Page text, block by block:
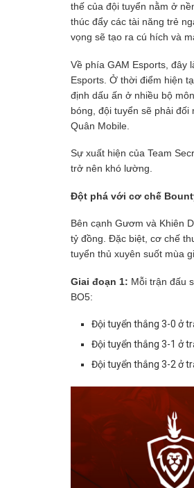
thế của đội tuyển nằm ở
thúc đẩy các tài năng trẻ
vọng sẽ tạo ra cú hích và
Về phía GAM Esports, đây
Esports. Ở thời điểm hiện
định dấu ấn ở nhiều bộ
bóng, đội tuyển sẽ phải
Quân Mobile.
Sự xuất hiện của Team
trở nên khó lường.
Đột phá với cơ chế
Bên cạnh Gươm và Khiên
tỷ đồng. Đặc biệt, cơ chế
tuyển thủ xuyên suốt mùa
Giai đoạn 1: Mỗi trận đấu
BO5:
Đội tuyển thắng 3-0 ở
Đội tuyển thắng 3-1 ở
Đội tuyển thắng 3-2 ở